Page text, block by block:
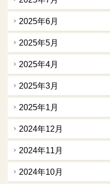
2025年6月
2025年5月
2025年4月
2025年3月
2025年1月
2024年12月
2024年11月
2024年10月